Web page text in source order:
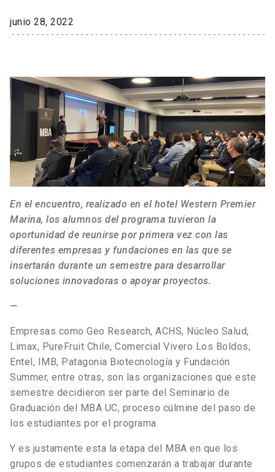
junio 28, 2022
En el encuentro, realizado en el hotel Western Premier
Marina, los alumnos del programa tuvieron la
oportunidad de reunirse por primera vez con las
diferentes empresas y fundaciones en las que se
insertarán durante un semestre para desarrollar
soluciones innovadoras o apoyar proyectos.
—
Empresas como Geo Research, ACHS, Núcleo Salud,
Limax, PureFruit Chile, Comercial Vivero Los Boldos,
Entel, IMB, Patagonia Biotecnología y Fundación
Summer, entre otras, son las organizaciones que este
semestre decidieron ser parte del Seminario de
Graduación del MBA UC, proceso cúlmine del paso de
los estudiantes por el programa.
Y es justamente esta la etapa del MBA en que los
grupos de estudiantes comenzarán a trabajar durante